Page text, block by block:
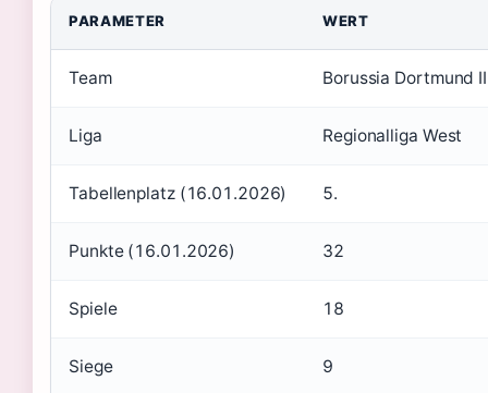
PARAMETER WERT
Team Borussia Dortmund II
Liga Regionalliga West
Tabellenplatz (16.01.2026) 5.
Punkte (16.01.2026) 32
Spiele 18
Siege 9